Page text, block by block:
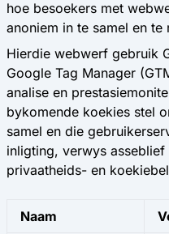
hoe besoekers met
anoniem in te samel en te
Hierdie webwerf gebruik
Google Tag Manager
analise en
bykomende koekies stel
samel en die
inligting, verwys
privaatheids- en
Naam